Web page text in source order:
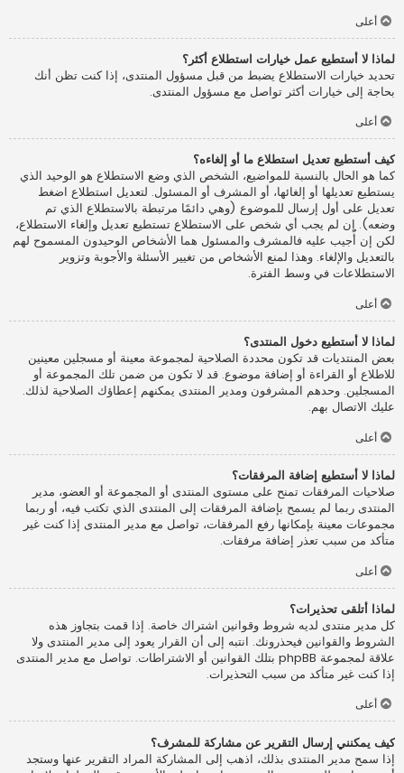
أعلى
لماذا لا أستطيع عمل خيارات استطلاع أكثر؟
تحديد خيارات الاستطلاع يضبط من قبل مسؤول المنتدى، إذا كنت تظن أنك
بحاجة إلى خيارات أكثر تواصل مع مسؤول المنتدى.
أعلى
كيف أستطيع تعديل استطلاع ما أو إلغاءه؟
كما هو الحال بالنسبة للمواضيع، الشخص الذي وضع الاستطلاع هو الوحيد الذي
يستطيع تعديلها أو إلغائها، أو المشرف أو المسئول. لتعديل استطلاع اضغط
تعديل على أول إرسال للموضوع (وهي دائمًا مرتبطة بالاستطلاع الذي تم
وضعه). إن لم يجب أي شخص على الاستطلاع تستطيع تعديل وإلغاء الاستطلاع،
لكن إن أُجيب عليه فالمشرف والمسئول هما الأشخاص الوحيدون المسموح لهم
بالتعديل والإلغاء. وهذا لمنع الأشخاص من تغيير الأسئلة والأجوبة وتزوير
الاستطلاعات في وسط الفترة.
أعلى
لماذا لا أستطيع دخول المنتدى؟
بعض المنتديات قد تكون محددة الصلاحية لمجموعة معينة أو مسجلين معينين
للاطلاع أو القراءة أو إضافة موضوع. قد لا تكون من ضمن تلك المجموعة أو
المسجلين. وحدهم المشرفون ومدير المنتدى يمكنهم إعطاؤك الصلاحية لذلك.
عليك الاتصال بهم.
أعلى
لماذا لا أستطيع إضافة المرفقات؟
صلاحيات المرفقات تمنح على مستوى المنتدى أو المجموعة أو العضو، مدير
المنتدى ربما لم يسمح بإضافة المرفقات إلى المنتدى الذي تكتب فيه، أو ربما
مجموعات معينة بإمكانها رفع المرفقات، تواصل مع مدير المنتدى إذا كنت غير
متأكد من سبب تعذر إضافة مرفقات.
أعلى
لماذا أتلقى تحذيرات؟
كل مدير منتدى لديه شروط وقوانين اشتراك خاصة. إذا قمت بتجاوز هذه
الشروط والقوانين فيحذرونك. انتبه إلى أن القرار يعود إلى مدير المنتدى ولا
علاقة لمجموعة phpBB بتلك القوانين أو الاشتراطات. تواصل مع مدير المنتدى
إذا كنت غير متأكد من سبب التحذيرات.
أعلى
كيف يمكنني إرسال التقرير عن مشاركة للمشرف؟
إذا سمح مدير المنتدى بذلك، اذهب إلى المشاركة المراد التقرير عنها وستجد